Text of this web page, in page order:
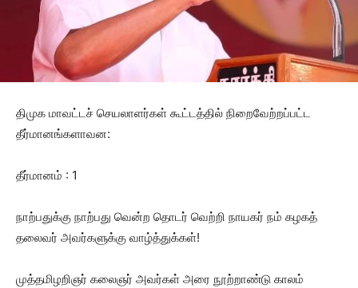
திமுக மாவட்டச் செயலாளர்கள் கூட்டத்தில் நிறைவேற்றப்பட்ட
தீர்மானங்களாவன:
தீர்மானம் : 1
நாற்பதுக்கு நாற்பது வென்ற தொடர் வெற்றி நாயகர் நம் கழகத்
தலைவர் அவர்களுக்கு வாழ்த்துக்கள்!
முத்தமிழறிஞர் கலைஞர் அவர்கள் அரை நூற்றாண்டு காலம்